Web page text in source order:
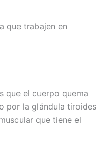
que trabajen en
que el cuerpo quema
por la glándula tiroides
que tiene el